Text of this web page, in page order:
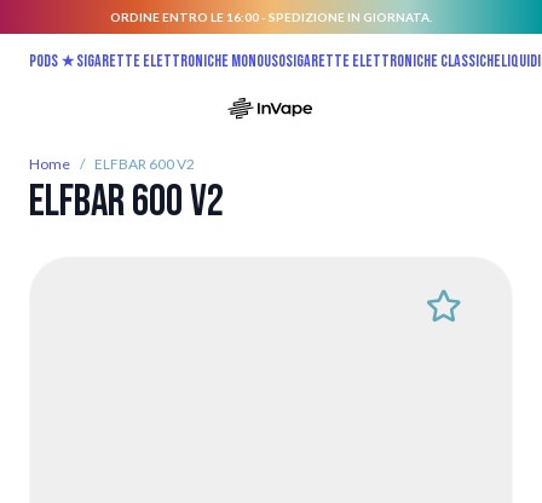
ORDINE ENTRO LE 16:00 - SPEDIZIONE IN GIORNATA.
Pods ★Sigarette elettroniche monousoSigarette elettroniche classiche
Home / ELFBAR 600 V2
ELFBAR 600 V2